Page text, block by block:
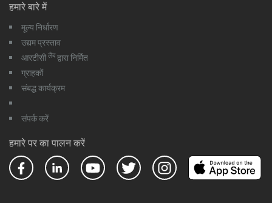
हमारे बारे में
मूल्य निर्धारण
उद्यम प्रस्ताव
आरटीसी लैबद्वारा निर्मित
ग्राहकों
संबद्ध कार्यक्रम
संपर्क करें
हमारे पर का पालन करें